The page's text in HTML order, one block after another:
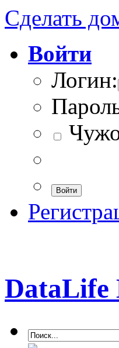
Сделать
Войти
Логин:
Войти
DataLife